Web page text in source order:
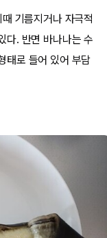
기름지거나 자극적
다. 반면 바나나는 수
태로 들어 있어 부담